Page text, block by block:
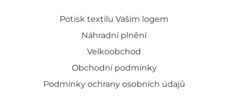
Potisk textilu Vaším logem
Náhradní plnění
Velkoobchod
Obchodní podmínky
Podmínky ochrany osobních údajů